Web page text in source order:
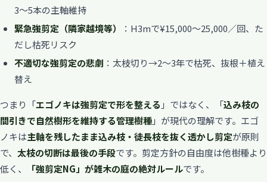
3〜5本の主軸維持
緊急強剪定（隣家越境等）
：H3mで¥15,000〜25,000／回、た
だし枯死リスク
不適切な強剪定の悲劇 ：太枝切り→2〜3年で枯死、抜根＋植え
替え
つまり「エゴノキは強剪定で形を整える 」ではなく、「込み枝の
間引きで自然樹形を維持する管理樹種」が現代の理解です。エゴ
ノキは主軸を残したまま込み枝・徒長枝を抜く透かし剪定が原則
で、 太枝の切断は最後の手段です。剪定方針の自由度は他樹種より
低く、
「強剪定NG」が雑木の庭の絶対ルールです。